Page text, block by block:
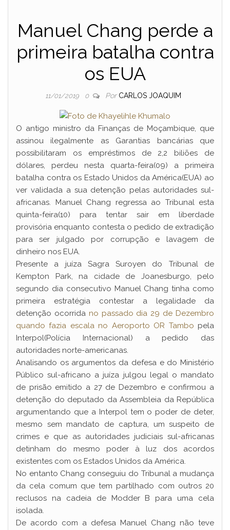
Manuel Chang perde a
primeira batalha contra
os EUA
11/01/2019 0 Por CARLOS JOAQUIM
O antigo ministro da Finanças de Moçambique, que
assinou ilegalmente as Garantias bancárias que
possibilitaram os empréstimos de 2,2 biliões de
dólares, perdeu nesta quarta-feira(09) a primeira
batalha contra os Estado Unidos da América(EUA) ao
ver validada a sua detenção pelas autoridades sul-
africanas. Manuel Chang regressa ao Tribunal esta
quinta-feira(10) para tentar sair em liberdade
provisória enquanto contesta o pedido de extradição
para ser julgado por corrupção e lavagem de
dinheiro nos EUA.
Presente a juíza Sagra Suroyen do Tribunal de
Kempton Park, na cidade de Joanesburgo, pelo
segundo dia consecutivo Manuel Chang tinha como
primeira estratégia contestar a legalidade da
detenção ocorrida no passado dia 29 de Dezembro
quando fazia escala no Aeroporto OR Tambo pela
Interpol(Polícia Internacional) a pedido das
autoridades norte-americanas.
Analisando os argumentos da defesa e do Ministério
Público sul-africano a juíza julgou legal o mandato
de prisão emitido a 27 de Dezembro e confirmou a
detenção do deputado da Assembleia da República
argumentando que a Interpol tem o poder de deter,
mesmo sem mandato de captura, um suspeito de
crimes e que as autoridades judiciais sul-africanas
detinham do mesmo poder à luz dos acordos
existentes com os Estados Unidos da América.
No entanto Chang conseguiu do Tribunal a mudança
da cela comum que tem partilhado com outros 20
reclusos na cadeia de Modder B para uma cela
isolada.
De acordo com a defesa Manuel Chang não teve